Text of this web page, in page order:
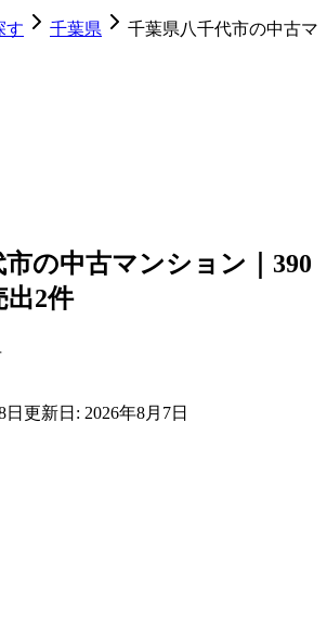
す 千葉県
千葉県八千代市の中古マ
の中古マンション｜390
出2件
日 更新日: 2026年8月7日